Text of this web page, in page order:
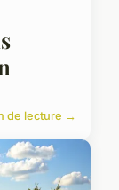
de lecture →